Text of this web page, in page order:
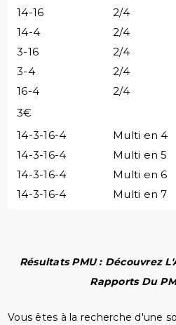
14-16
2/4
14-4
2/4
3-16
2/4
3-4
2/4
16-4
2/4
3€
14-3-16-4
Multi en 4
14-3-16-4
Multi en 5
14-3-16-4
Multi en 6
14-3-16-4
Multi en 7
Résultats PMU : Découvrez
Rapports Du
Vous êtes à la recherche d'une